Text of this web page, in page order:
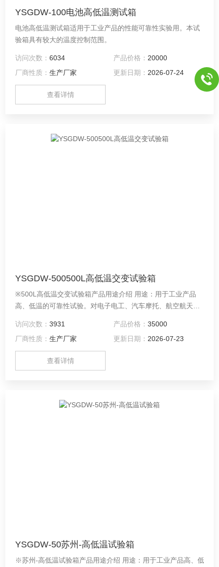
YSGDW-100电池高低温测试箱
电池高低温测试箱适用于工业产品的性能可靠性实验用。本试
验箱具有较大的温度控制范围。
访问次数：6034 产品价格： 20000
厂商性质：生产厂家 更新日期： 2026-07-24
查看详情
YSGDW-500500L高低温交变试验箱
※500L高低温交变试验箱产品用途介绍 用途：用于工业产品
高、低温的可靠性试验。对电子电工、汽车摩托、航空航天、
高、低温循环变化的情况下，检验其各项性能指标
访问次数：3931 产品价格： 35000
厂商性质：生产厂家 更新日期： 2026-07-23
查看详情
YSGDW-50苏州-高低温试验箱
※苏州-高低温试验箱产品用途介绍 用途：用于工业产品高、低